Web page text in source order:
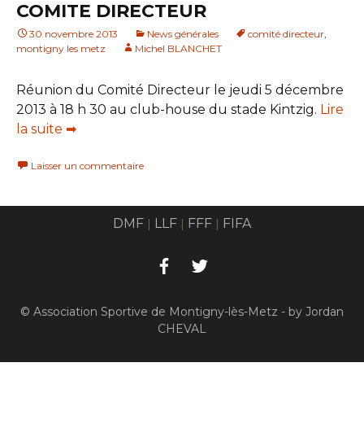
COMITE DIRECTEUR
30 novembre 2013 News générales comité directeur,
montigny les metz
Michel BLANCHET
Réunion du Comité Directeur le jeudi 5 décembre
2013 à 18 h 30 au club-house du stade Kintzig. Lire
la suite ➡
Laisser un commentaire
DMF | LLF | FFF | FIFA
© Association Sportive de Montigny-lès-Metz - by Jordan
CHEVAL